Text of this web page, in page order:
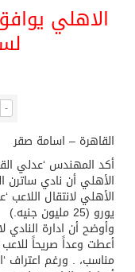
ثلة من
الاهلي
-
القاهرة – اسامة صقر
أكد المهندس ‘عدلي
الأهلي أن نادي
يورو (25 مليون جنيه.)
وأوضح أن ادارة النادي
أعطت وعداً صريحاً
مناسب، . ورغم اعتراف